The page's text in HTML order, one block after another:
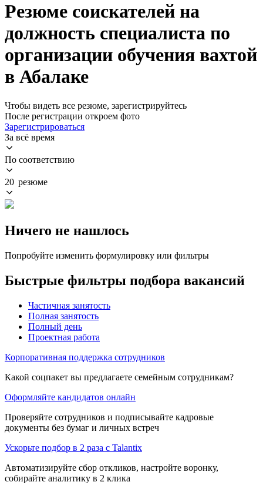
Резюме соискателей на
должность специалиста по
организации обучения вахтой
в Абалаке
Чтобы видеть все резюме, зарегистрируйтесь
После регистрации откроем фото
Зарегистрироваться
За всё время
По соответствию
20 резюме
Ничего не нашлось
Попробуйте изменить формулировку или фильтры
Быстрые фильтры подбора вакансий
Частичная занятость
Полная занятость
Полный день
Проектная работа
Корпоративная поддержка сотрудников
Какой соцпакет вы предлагаете семейным сотрудникам?
Оформляйте кандидатов онлайн
Проверяйте сотрудников и подписывайте кадровые
документы без бумаг и личных встреч
Ускорьте подбор в 2 раза с Talantix
Автоматизируйте сбор откликов, настройте воронку,
собирайте аналитику в 2 клика